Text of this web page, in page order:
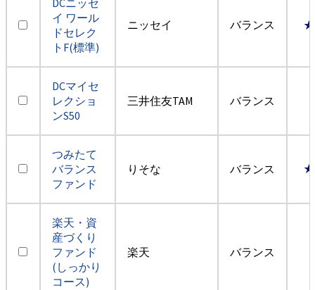
イ ワール
ドセレク
トF(標準)
ニッセイ バランス
DCマイセ
レクショ
ンS50
三井住友TAM バランス
つみたて
バランス
ファンド
りそな バランス
楽天・資
産づくり
ファンド
(しっかり
コース)
楽天 バランス